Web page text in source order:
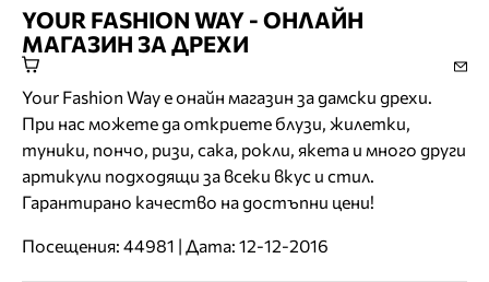
YOUR FASHION WAY - ОНЛАЙН
МАГАЗИН ЗА ДРЕХИ
Your Fashion Way е онайн магазин за дамски дрехи.
При нас можете да откриете блузи, жилетки,
туники, пончо, ризи, сака, рокли, якета и много други
артикули подходящи за всеки вкус и стил.
Гарантирано качество на достъпни цени!
Посещения: 44981 | Дата: 12-12-2016